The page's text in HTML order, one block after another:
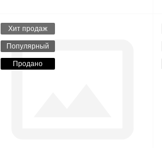
Хит продаж
Популярный
Продано